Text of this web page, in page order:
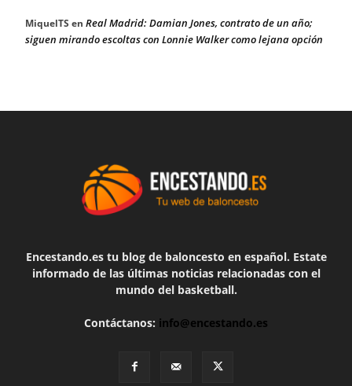
MiquelTS en Real Madrid: Damian Jones, contrato de un año;
siguen mirando escoltas con Lonnie Walker como lejana opción
Encestando.es tu blog de baloncesto en español. Estate
informado de las últimas noticias relacionadas con el
mundo del basketball.
Contáctanos: info@encestando.es